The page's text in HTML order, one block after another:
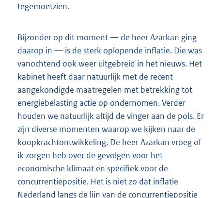
tegemoetzien.
Bijzonder op dit moment — de heer Azarkan ging
daarop in — is de sterk oplopende inflatie. Die was
vanochtend ook weer uitgebreid in het nieuws. Het
kabinet heeft daar natuurlijk met de recent
aangekondigde maatregelen met betrekking tot
energiebelasting actie op ondernomen. Verder
houden we natuurlijk altijd de vinger aan de pols. Er
zijn diverse momenten waarop we kijken naar de
koopkrachtontwikkeling. De heer Azarkan vroeg of
ik zorgen heb over de gevolgen voor het
economische klimaat en specifiek voor de
concurrentiepositie. Het is niet zo dat inflatie
Nederland langs de lijn van de concurrentiepositie